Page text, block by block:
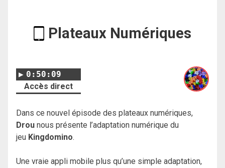
Plateaux Numériques
0:50:09
Accès direct
Dans ce nouvel épisode des plateaux numériques,
Drou nous présente l’adaptation numérique du
jeu Kingdomino.
Une vraie appli mobile plus qu’une simple adaptation,